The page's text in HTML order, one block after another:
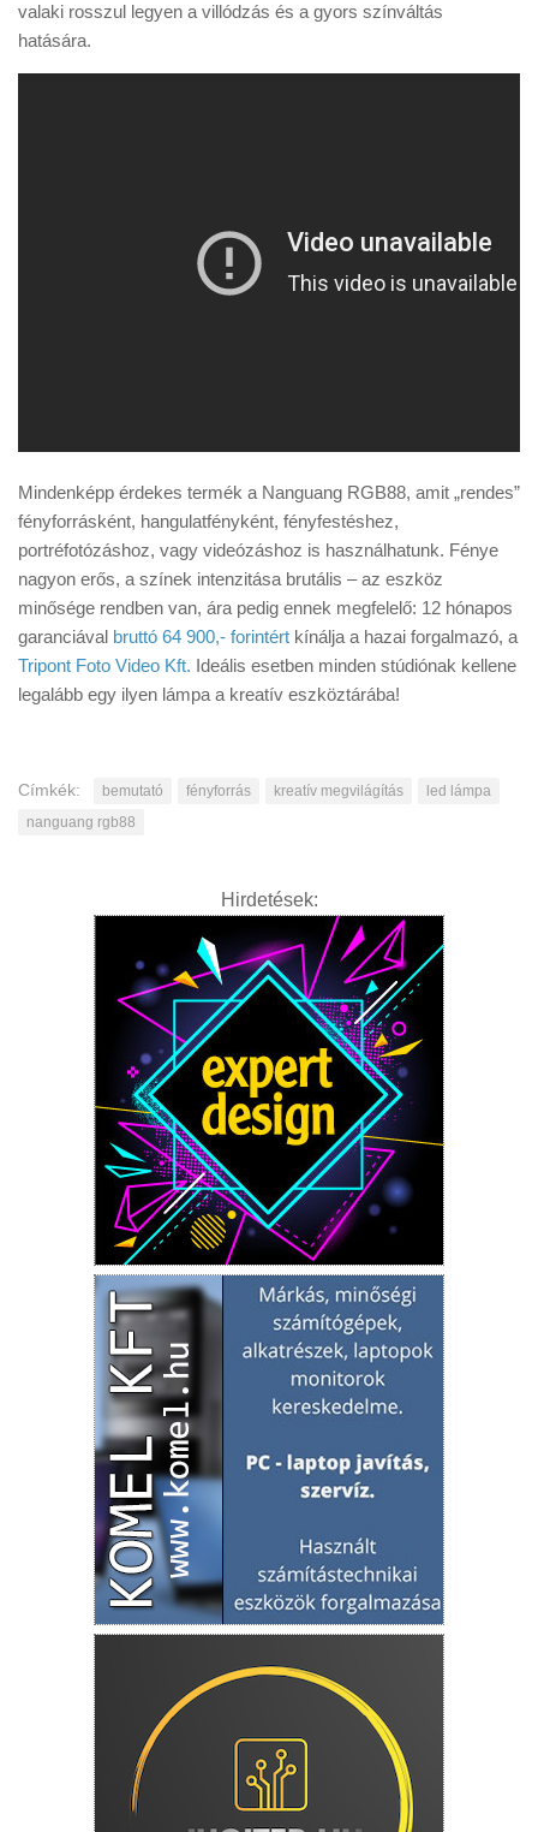
valaki rosszul legyen a villódzás és a gyors színváltás
hatására.
Mindenképp érdekes termék a Nanguang RGB88, amit „rendes”
fényforrásként, hangulatfényként, fényfestéshez,
portréfotózáshoz, vagy videózáshoz is használhatunk. Fénye
nagyon erős, a színek intenzitása brutális – az eszköz
minősége rendben van, ára pedig ennek megfelelő: 12 hónapos
garanciával bruttó 64 900,- forintért kínálja a hazai forgalmazó, a
Tripont Foto Video Kft. Ideális esetben minden stúdiónak kellene
legalább egy ilyen lámpa a kreatív eszköztárába!
Címkék: bemutató fényforrás kreatív megvilágítás
led lámpa
nanguang rgb88
Hirdetések: